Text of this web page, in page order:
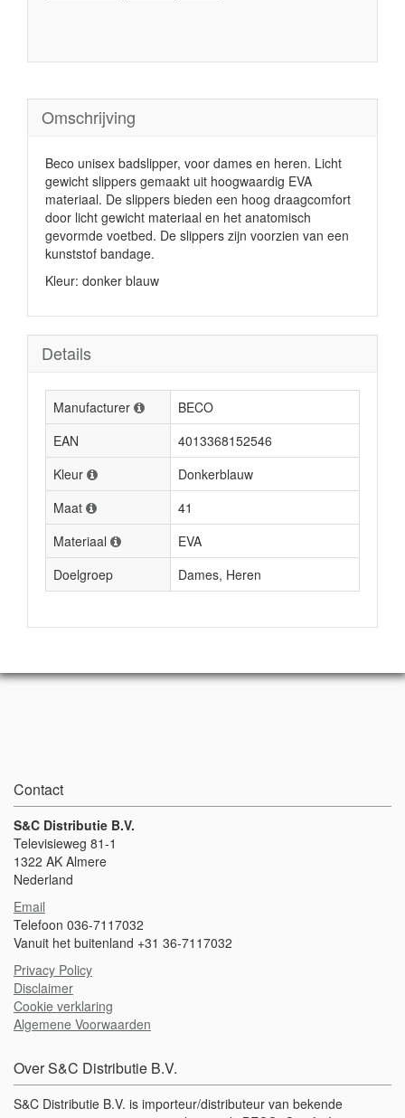
Omschrijving
Beco unisex badslipper, voor dames en heren. Licht
gewicht slippers gemaakt uit hoogwaardig EVA
materiaal. De slippers bieden een hoog draagcomfort
door licht gewicht materiaal en het anatomisch
gevormde voetbed. De slippers zijn voorzien van een
kunststof bandage.
Kleur: donker blauw
Details
Manufacturer
BECO
EAN
4013368152546
Kleur
Donkerblauw
Maat
41
Materiaal
EVA
Doelgroep
Dames, Heren
Contact
S&C Distributie B.V.
Televisieweg 81-1
1322 AK Almere
Nederland
Email
Telefoon 036-7117032
Vanuit het buitenland +31 36-7117032
Privacy Policy
Disclaimer
Cookie verklaring
Algemene Voorwaarden
Over S&C Distributie B.V.
S&C Distributie B.V. is importeur/distributeur van bekende